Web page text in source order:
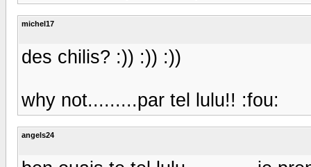
michel17
des chilis? :)) :)) :))
why not.........par tel lulu!! :fou:
angels24